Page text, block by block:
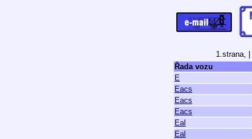
1.strana,
Řada vozu
E
Eacs
Eacs
Eacs
Eal
Eal